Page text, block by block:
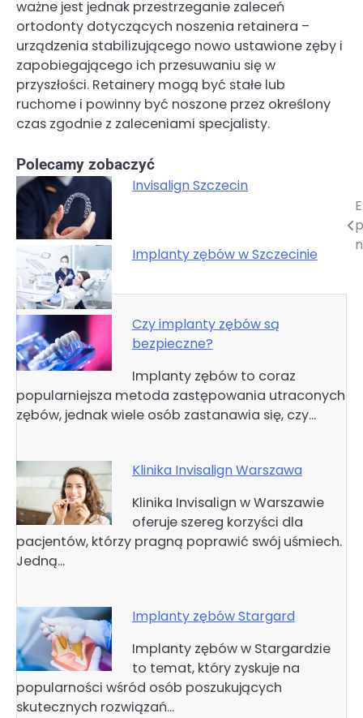
ważne jest jednak przestrzeganie zaleceń
ortodonty dotyczących noszenia retainera –
urządzenia stabilizującego nowo ustawione zęby i
zapobiegającego ich przesuwaniu się w
przyszłości. Retainery mogą być stałe lub
ruchome i powinny być noszone przez określony
czas zgodnie z zaleceniami specjalisty.
Polecamy zobaczyć
Invisalign Szczecin
Implanty zębów w Szczecinie
Czy implanty zębów są
bezpieczne?
Implanty zębów to coraz
popularniejsza metoda zastępowania utraconych
zębów, jednak wiele osób zastanawia się, czy…
Klinika Invisalign Warszawa
Klinika Invisalign w Warszawie
oferuje szereg korzyści dla
pacjentów, którzy pragną poprawić swój uśmiech.
Jedną…
Implanty zębów Stargard
Implanty zębów w Stargardzie
to temat, który zyskuje na
popularności wśród osób poszukujących
skutecznych rozwiązań…
Nawigacja
wpisu